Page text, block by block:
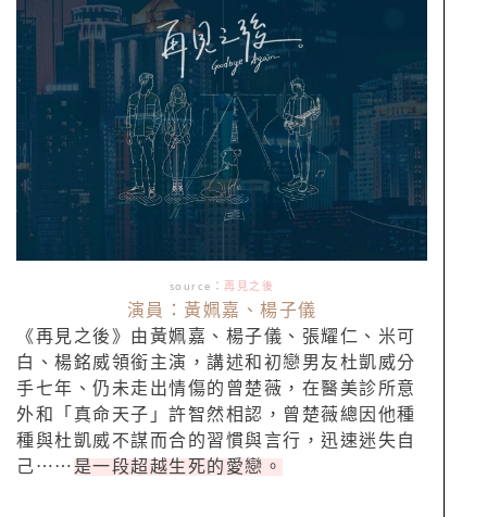
source：再見之後
演員：黃姵嘉、楊子儀
《再見之後》由黃姵嘉、楊子儀、張耀仁、米可
白、楊銘威領銜主演，講述和初戀男友杜凱威分
手七年、仍未走出情傷的曾楚薇，在醫美診所意
外和「真命天子」許智然相認，曾楚薇總因他種
種與杜凱威不謀而合的習慣與言行，迅速迷失自
己⋯⋯ 是一段超越生死的愛戀。